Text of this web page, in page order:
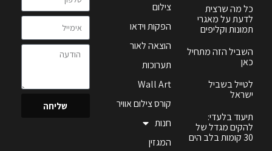
כל מה שרצית
לדעת על מאגרי
תמונות וקליפים
השביל הזה מתחיל
כאן
לטייל בשביל
ישראל
תיעוד בלעדי:
להקים מגדל של
30 קומות בלב הים
צילום
הפקות וידאו
הוצאה לאור
תערוכות
Wall Art
קורס צילום אוויר
חנות
המגזין
שליחה